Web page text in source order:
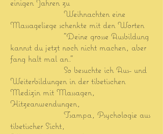
einigen Jahren zu
Weihnachten eine
Massageliege schenkte mit den Worten
"Deine grosse Ausbildung
kannst du jetzt noch nicht machen, aber
fang halt mal an."
So besuchte ich Aus- und
Weiterbildungen in der tibetischen
Medizin mit Massagen,
Hitzeanwendungen,
Tsampa, Psychologie aus
tibetischer Sicht,